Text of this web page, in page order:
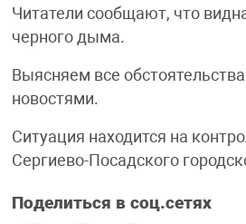
Читатели сообщают, что
черного дыма.
Выясняем все
новостями.
Ситуация находится на
Сергиево-Посадского
Поделиться в соц.сетях